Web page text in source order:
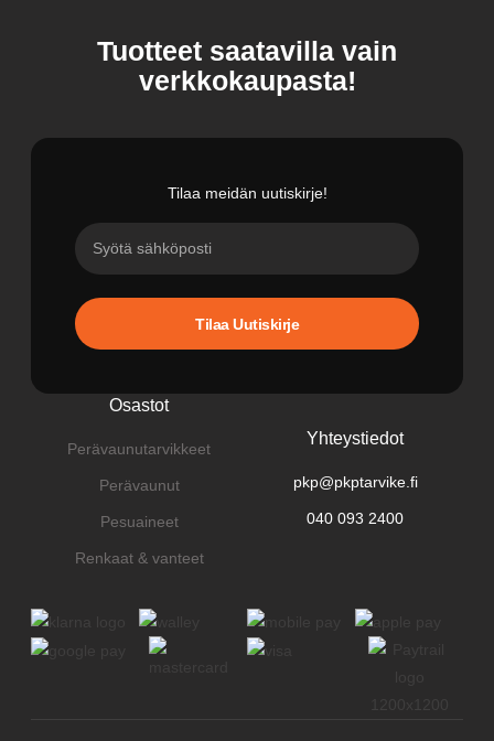
Tuotteet saatavilla vain
verkkokaupasta!
Tilaa meidän uutiskirje!
Tilaa Uutiskirje
Osastot
Perävaunutarvikkeet
Perävaunut
Pesuaineet
Renkaat & vanteet
Yhteystiedot
pkp@pkptarvike.fi
040 093 2400